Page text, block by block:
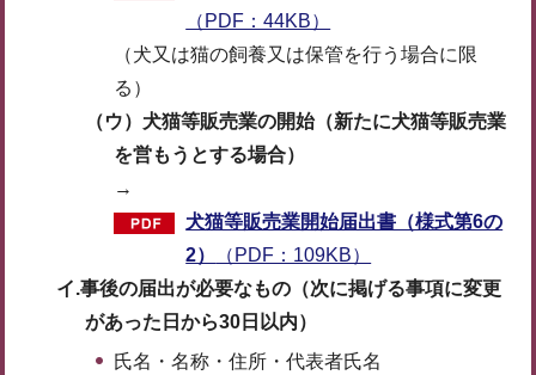
（PDF：44KB）
（犬又は猫の飼養又は保管を行う場合に限
る）
（ウ）犬猫等販売業の開始（新たに犬猫等販売業
を営もうとする場合）
→
犬猫等販売業開始届出書（様式第6の
2）
（PDF：109KB）
イ.事後の届出が必要なもの（次に掲げる事項に変更
があった日から30日以内）
氏名・名称・住所・代表者氏名